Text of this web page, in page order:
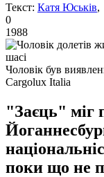
Текст: Катя Юськів,
0
1988
Чоловік був
Cargolux Italia
"Заєць" міг
поки що не